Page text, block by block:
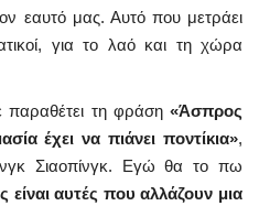
εαυτό μας. Αυτό που μετράει
για το λαό και τη χώρα
παραθέτει τη φράση «Άσπρος
έχει να πιάνει ποντίκια»,
Σιαοπίνγκ. Εγώ θα το πω
είναι αυτές που αλλάζουν μια